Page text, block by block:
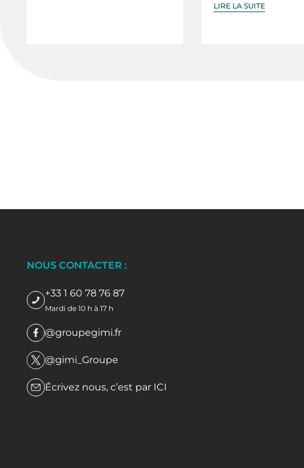
LIRE LA SUITE
NOUS CONTACTER :
+33 1 60 78 76 87
Mardi de 10 h à 17 h
@groupegimi.fr
@gimi_Groupe
Écrivez nous, c’est par ICI